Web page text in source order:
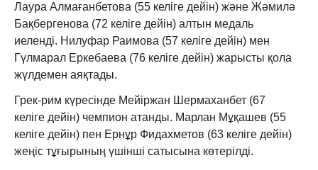
Лаура Алмағанбетова (55 келіге дейін) және Жәмилә
Бақбергенова (72 келіге дейін) алтын медаль
иеленді. Нилуфар Раимова (57 келіге дейін) мен
Гүлмарал Еркебаева (76 келіге дейін) жарысты қола
жүлдемен аяқтады.
Грек-рим күресінде Мейіржан Шермаханбет (67
келіге дейін) чемпион атанды. Марлан Мұқашев (55
келіге дейін) пен Ернұр Фидахметов (63 келіге дейін)
жеңіс тұғырының үшінші сатысына көтерілді.